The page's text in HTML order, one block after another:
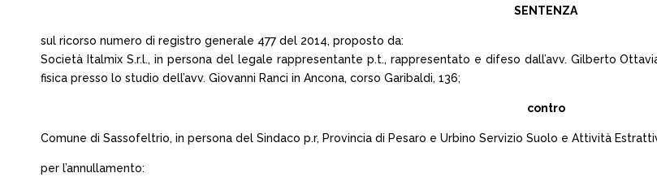
SENTENZA
sul ricorso numero di registro generale 477 del 2014, proposto da:
Società Italmix S.r.l., in persona del legale rappresentante p.t., rappresentato e difeso dall’avv. Gilberto
fisica presso lo studio dell’avv. Giovanni Ranci in Ancona, corso Garibaldi, 136;
contro
Comune di Sassofeltrio, in persona del Sindaco p.r, Provincia di Pesaro e Urbino Servizio Suolo e Attività
per l’annullamento: